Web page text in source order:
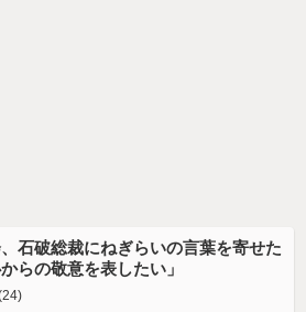
石破総裁にねぎらいの言葉を寄せた
らの敬意を表したい」